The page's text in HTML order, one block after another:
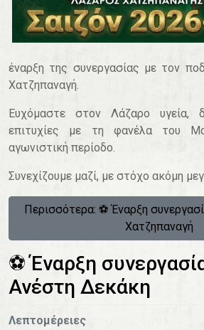
έναρξη της συνεργασίας με τον
Χατζηπαναγή.
Ευχόμαστε στον Λάζαρο υγεία,
επιτυχίες με τη φανέλα του
αγωνιστική περίοδο.
Συνεχίζουμε μαζί, με στόχο ακόμη
Περισσότερα: ⚽️ Έναρξη
Χατζηπαναγή
⚽️ Έναρξη
Ανέστη Δεκάκη
Λεπτομέρειες